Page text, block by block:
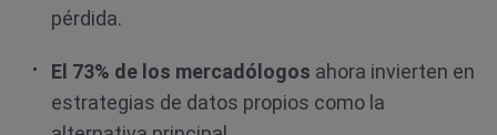
pérdida.
El 73% de los mercadólogos ahora invierten en
estrategias de datos propios como la